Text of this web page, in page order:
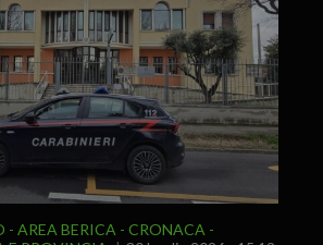
- AREA BERICA
CRONACA